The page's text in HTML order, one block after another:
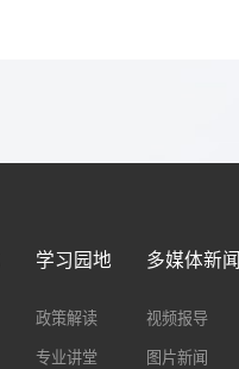
学习园地
政策解读
专业讲堂
多媒体新闻
视频报导
图片新闻